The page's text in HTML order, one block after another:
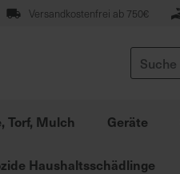
Versandkostenfrei ab 750€
Suche
Torf, Mulch Geräte
Haushaltsschädlinge